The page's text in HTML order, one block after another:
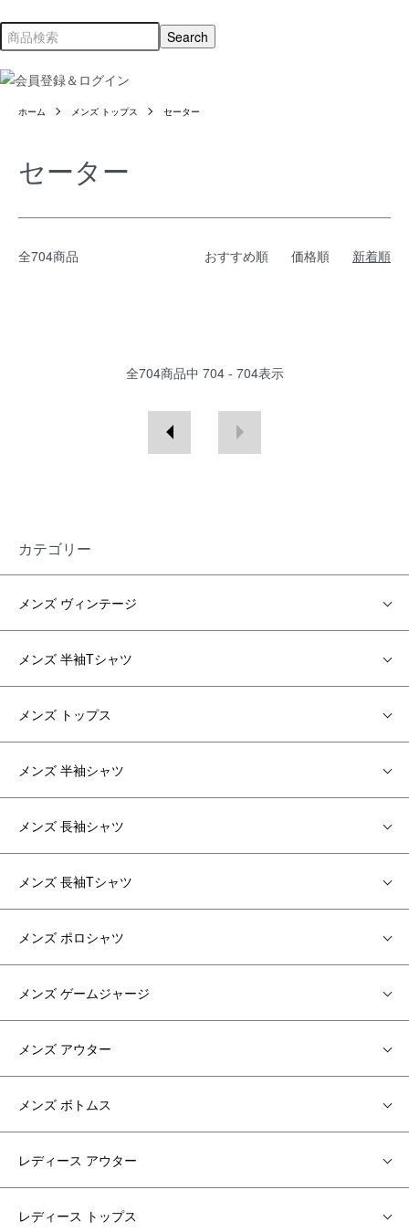
ホーム メンズ トップス セーター
セーター
全704商品 おすすめ順 価格順 新着順
全704商品中 704 - 704表示
カテゴリー
メンズ ヴィンテージ
メンズ 半袖Tシャツ
メンズ トップス
メンズ 半袖シャツ
メンズ 長袖シャツ
メンズ 長袖Tシャツ
メンズ ポロシャツ
メンズ ゲームジャージ
メンズ アウター
メンズ ボトムス
レディース アウター
レディース トップス